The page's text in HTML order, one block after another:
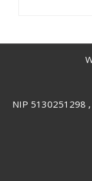
NIP 5130251298